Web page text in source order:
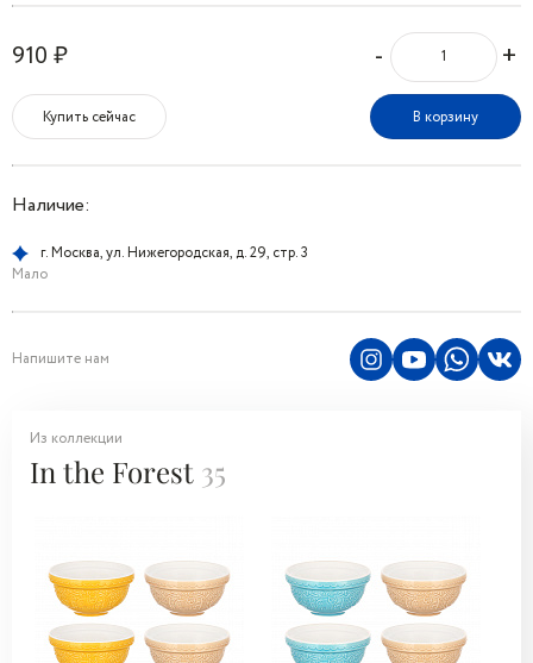
910 ₽ - +
Купить сейчас В корзину
Наличие:
г. Москва, ул. Нижегородская, д. 29, стр. 3
Мало
Напишите нам
Из коллекции
In the Forest 35